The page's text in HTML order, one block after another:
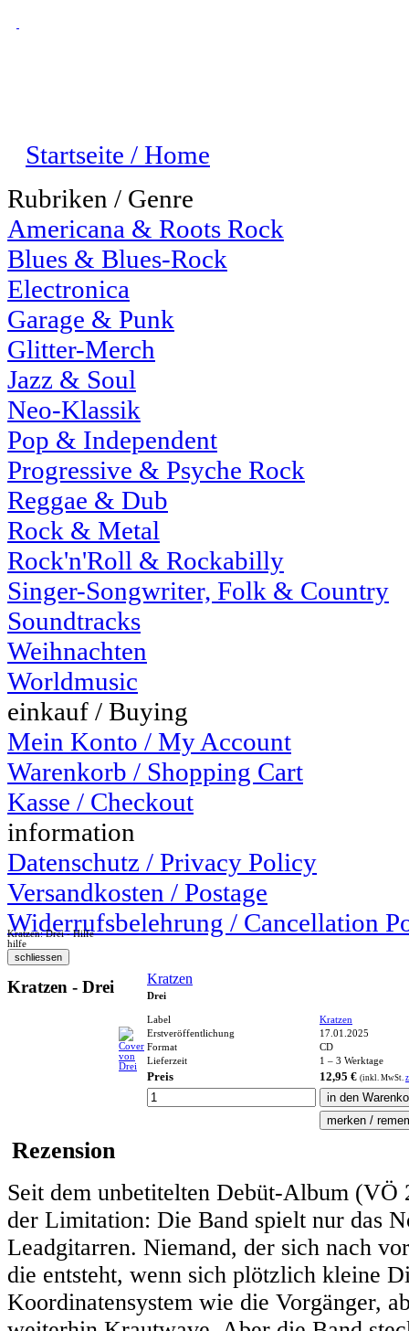
Startseite / Home
Rubriken / Genre
Americana & Roots Rock
Blues & Blues-Rock
Electronica
Garage & Punk
Glitter-Merch
Jazz & Soul
Neo-Klassik
Pop & Independent
Progressive & Psyche Rock
Reggae & Dub
Rock & Metal
Rock'n'Roll & Rockabilly
Singer-Songwriter, Folk & Country
Soundtracks
Weihnachten
Worldmusic
einkauf / Buying
Mein Konto / My Account
Warenkorb / Shopping Cart
Kasse / Checkout
information
Datenschutz / Privacy Policy
Versandkosten / Postage
Widerrufsbelehrung / Cancellation
Kratzen: Drei - Hilfe
hilfe
Kratzen - Drei Kratzen
Drei
Label
Kratzen
Erstveröffentlichung
17.01.2025
Format
CD
Lieferzeit
1 – 3 Werktage
Preis 12,95 € (inkl. MwSt.
Rezension
Seit dem unbetitelten Debüt-Album (VÖ
der Limitation: Die Band spielt nur das
Leadgitarren. Niemand, der sich nach
die entsteht, wenn sich plötzlich kleine
Koordinatensystem wie die Vorgänger,